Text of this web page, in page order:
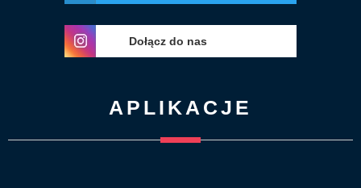
Dołącz do nas
APLIKACJE